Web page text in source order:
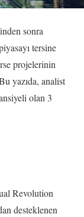
sonra
tersine
projelerinin
yazıda, analist
olan 3
Revolution
desteklenen